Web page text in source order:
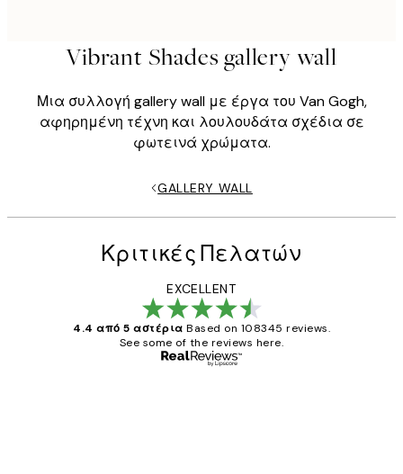
Vibrant Shades gallery wall
Μια συλλογή gallery wall με έργα του Van Gogh,
αφηρημένη τέχνη και λουλουδάτα σχέδια σε
φωτεινά χρώματα.
GALLERY WALL
Κριτικές Πελατών
EXCELLENT
4.4 από 5 αστέρια Based on 108345 reviews.
See some of the reviews here.